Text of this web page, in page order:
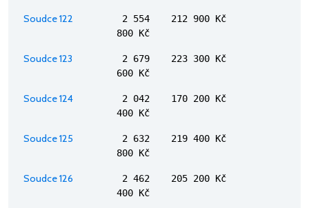
Soudce 122
2 554
800 Kč
212 900 Kč
Soudce 123
2 679
600 Kč
223 300 Kč
Soudce 124
2 042
400 Kč
170 200 Kč
Soudce 125
2 632
800 Kč
219 400 Kč
Soudce 126
2 462
400 Kč
205 200 Kč